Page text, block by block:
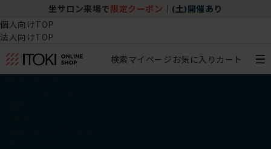
坐サロン来場で 限定クーポン (土)開催あり
個人向けTOP
法人向けTOP
検索マイページ お気に入り カート